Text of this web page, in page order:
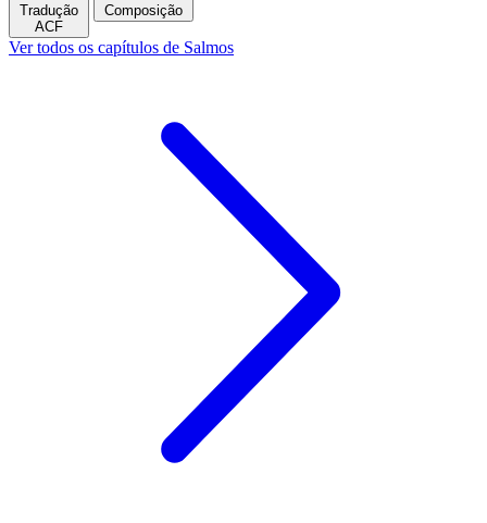
Tradução
ACF
Composição
Ver todos os capítulos de Salmos